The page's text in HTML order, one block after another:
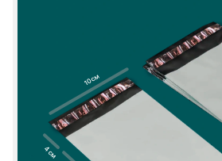
10 см
4 см